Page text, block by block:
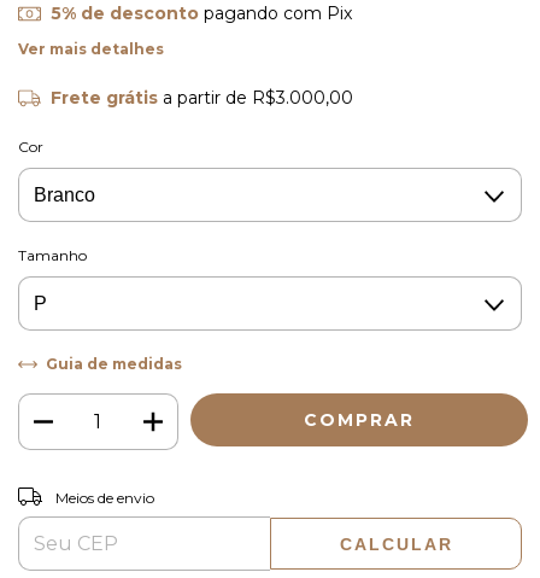
5% de descontopagando com Pix
Ver mais detalhes
Frete grátis a partir de R$3.000,00
Cor
Tamanho
Guia de medidas
Entregas para o CEP:
Meios de envio
CALCULAR